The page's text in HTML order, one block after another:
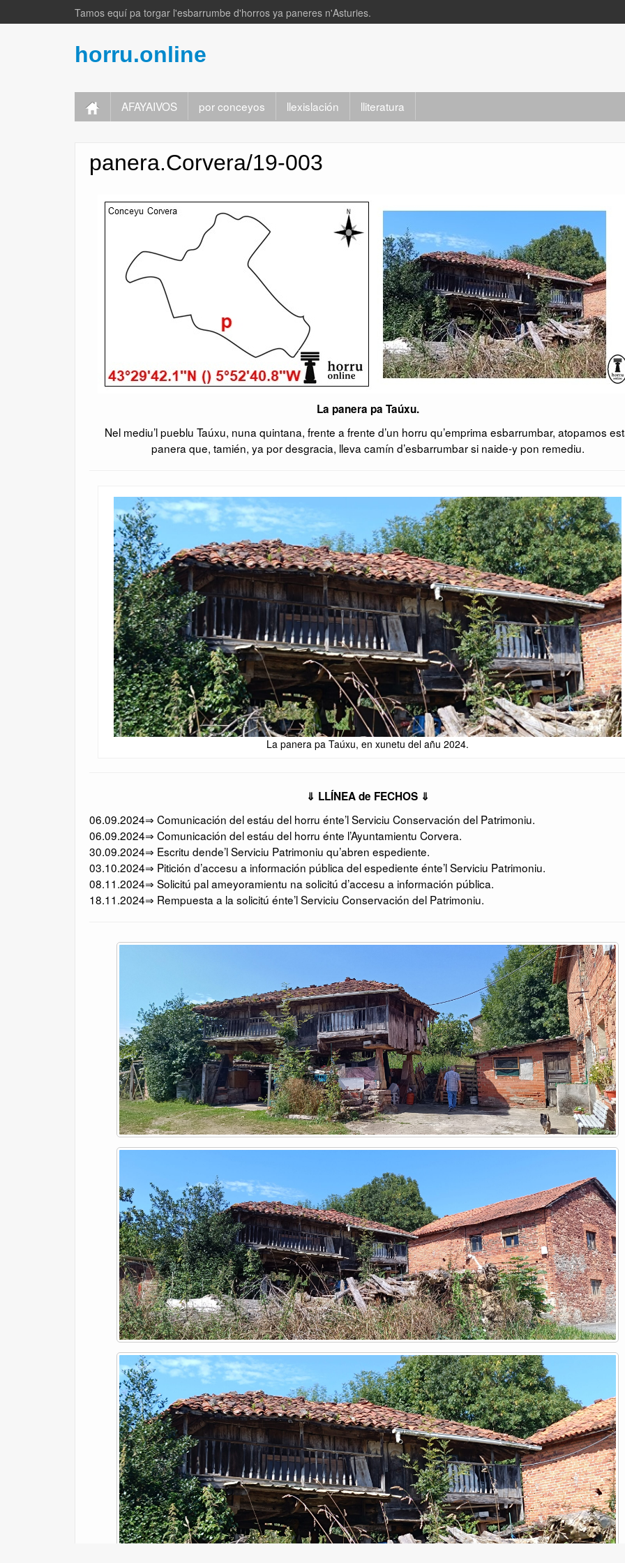
Tamos equí pa torgar l'esbarrumbe d'horros ya paneres n'Asturies.
horru.online
AFAYAIVOS por conceyos llexislación lliteratura
panera.Corvera/19-003
La panera pa Taúxu.
Nel mediu’l pueblu Taúxu, nuna quintana, frente a frente d’un horru qu’emprima esbarrumbar, atopamos
panera que, tamién, ya por desgracia, lleva camín d’esbarrumbar si naide-y pon remediu.
La panera pa Taúxu, en xunetu del añu 2024.
⇓ LLÍNEA de FECHOS ⇓
06.09.2024⇒ Comunicación del estáu del horru énte’l Serviciu Conservación del Patrimoniu.
06.09.2024⇒ Comunicación del estáu del horru énte l’Ayuntamientu Corvera.
30.09.2024⇒ Escritu dende’l Serviciu Patrimoniu qu’abren espediente.
03.10.2024⇒ Pitición d’accesu a información pública del espediente énte’l Serviciu Patrimoniu.
08.11.2024⇒ Solicitú pal ameyoramientu na solicitú d’accesu a información pública.
18.11.2024⇒ Rempuesta a la solicitú énte’l Serviciu Conservación del Patrimoniu.